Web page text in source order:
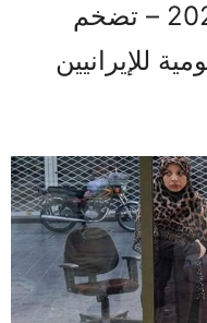
تدهور اقتصادي | مايو 2026 – تضخم
للإيرانيين